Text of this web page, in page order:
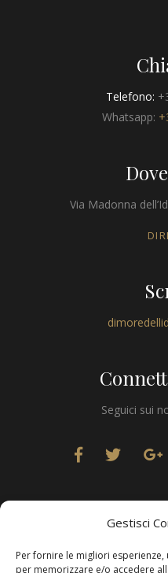
Gestisci
Per fornire le migliori
per memorizzare e/o accedere
Telefono:
Whatsapp:
Via Madonna
Seguici sui